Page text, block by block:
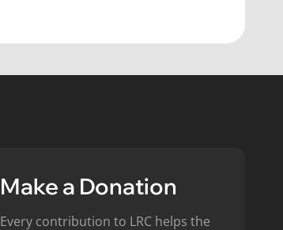
Make a Donation
Every contribution to LRC helps the